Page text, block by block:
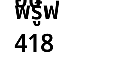
พรู้ฟ
418